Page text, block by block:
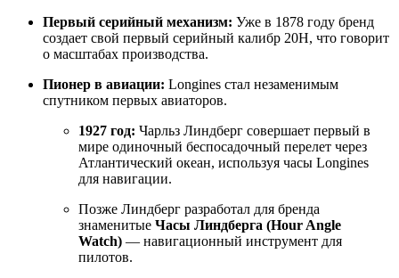
Первый серийный механизм: Уже в 1878 году бренд
создает свой первый серийный калибр 20Н, что говорит
о масштабах производства.
Пионер в авиации: Longines стал незаменимым
спутником первых авиаторов.
1927 год: Чарльз Линдберг совершает первый в
мире одиночный беспосадочный перелет через
Атлантический океан, используя часы Longines
для навигации.
Позже Линдберг разработал для бренда
знаменитые Часы Линдберга (Hour Angle
Watch) — навигационный инструмент для
пилотов.